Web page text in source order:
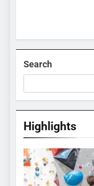
Search
Highlights